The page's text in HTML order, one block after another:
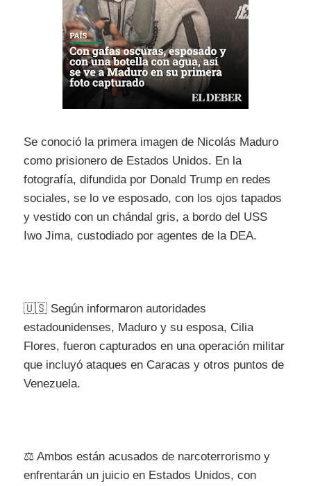
Se conoció la primera imagen de Nicolás Maduro
como prisionero de Estados Unidos. En la
fotografía, difundida por Donald Trump en redes
sociales, se lo ve esposado, con los ojos tapados
y vestido con un chándal gris, a bordo del USS
Iwo Jima, custodiado por agentes de la DEA.
🇺🇸 Según informaron autoridades
estadounidenses, Maduro y su esposa, Cilia
Flores, fueron capturados en una operación militar
que incluyó ataques en Caracas y otros puntos de
Venezuela.
⚖️ Ambos están acusados de narcoterrorismo y
enfrentarán un juicio en Estados Unidos, con